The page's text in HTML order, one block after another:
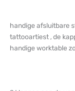
handige afsluitbare
tattooartiest , de
handige worktable